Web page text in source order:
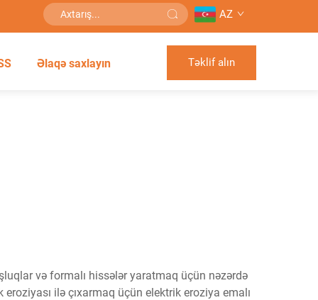
AZ
Əlaqə saxlayın Təklif alın
və formalı hissələr yaratmaq üçün nəzərdə
ilə çıxarmaq üçün elektrik eroziya emalı